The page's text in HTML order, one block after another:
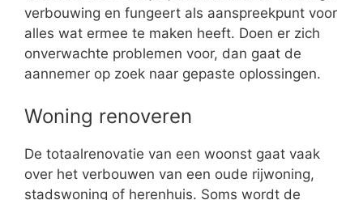
verbouwing en fungeert als aanspreekpunt voor
alles wat ermee te maken heeft. Doen er zich
onverwachte problemen voor, dan gaat de
aannemer op zoek naar gepaste oplossingen.
Woning renoveren
De totaalrenovatie van een woonst gaat vaak
over het verbouwen van een oude rijwoning,
stadswoning of herenhuis. Soms wordt de